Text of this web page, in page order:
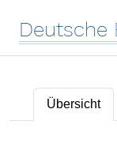
Deutsche
Übersicht